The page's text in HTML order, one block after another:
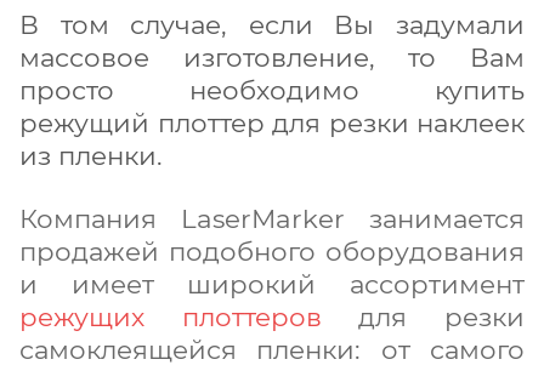
В том случае, если Вы задумали
массовое изготовление, то Вам
просто необходимо купить
режущий плоттер для резки наклеек
из пленки.
Компания LaserMarker занимается
продажей подобного оборудования
и имеет широкий ассортимент
режущих плоттеров для резки
самоклеящейся пленки: от самого